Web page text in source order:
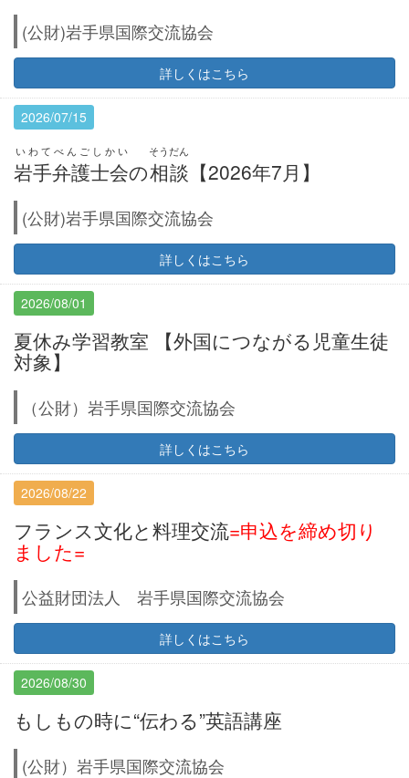
(公財)岩手県国際交流協会
詳しくはこちら
2026/07/15
岩手弁護士会
いわてべんごしかい
の相談
そうだん
【2026年7月】
(公財)岩手県国際交流協会
詳しくはこちら
2026/08/01
夏休み学習教室 【外国につながる児童生徒
対象】
（公財）岩手県国際交流協会
詳しくはこちら
2026/08/22
フランス文化と料理交流=申込を締め切り
ました=
公益財団法人 岩手県国際交流協会
詳しくはこちら
2026/08/30
もしもの時に“伝わる”英語講座
(公財）岩手県国際交流協会